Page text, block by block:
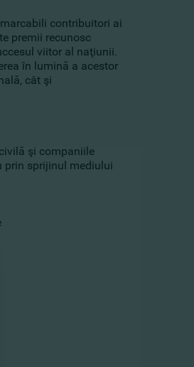
contribuitori ai
premii recunosc
viitor al naţiunii.
în lumină a acestor
cât şi
şi companiile
prin sprijinul mediului